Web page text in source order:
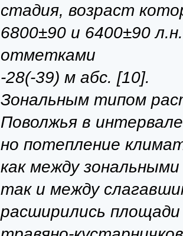
стадия, возраст
6800±90 и 6400±90
отметками
-28(-39) м абс. [10].
Зональным типом
Поволжья в
но потепление
как между
так и между
расширились